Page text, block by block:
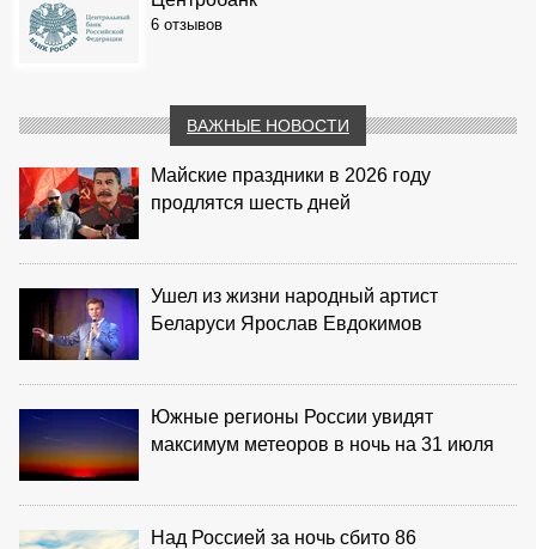
6 отзывов
ВАЖНЫЕ НОВОСТИ
Майские праздники в 2026 году
продлятся шесть дней
Ушел из жизни народный артист
Беларуси Ярослав Евдокимов
Южные регионы России увидят
максимум метеоров в ночь на 31 июля
Над Россией за ночь сбито 86